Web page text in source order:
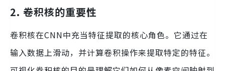
2. 卷积核的重要性
卷积核在CNN中充当特征提取的核心角色。它通过在
输入数据上滑动，并计算卷积操作来提取特定的特征。